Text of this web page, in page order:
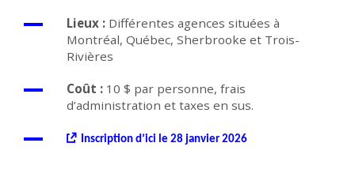
Lieux : Différentes agences situées à
Montréal, Québec, Sherbrooke et Trois-
Rivières
Coût : 10 $ par personne, frais
d’administration et taxes en sus.
Inscription d’ici le 28 janvier 2026